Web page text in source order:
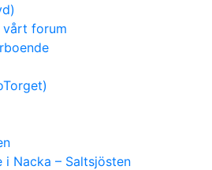
vårt forum
Nacka – Saltsjösten